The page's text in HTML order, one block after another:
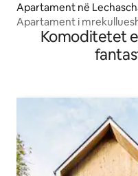
Apartament në
Apartament i
Komoditetet